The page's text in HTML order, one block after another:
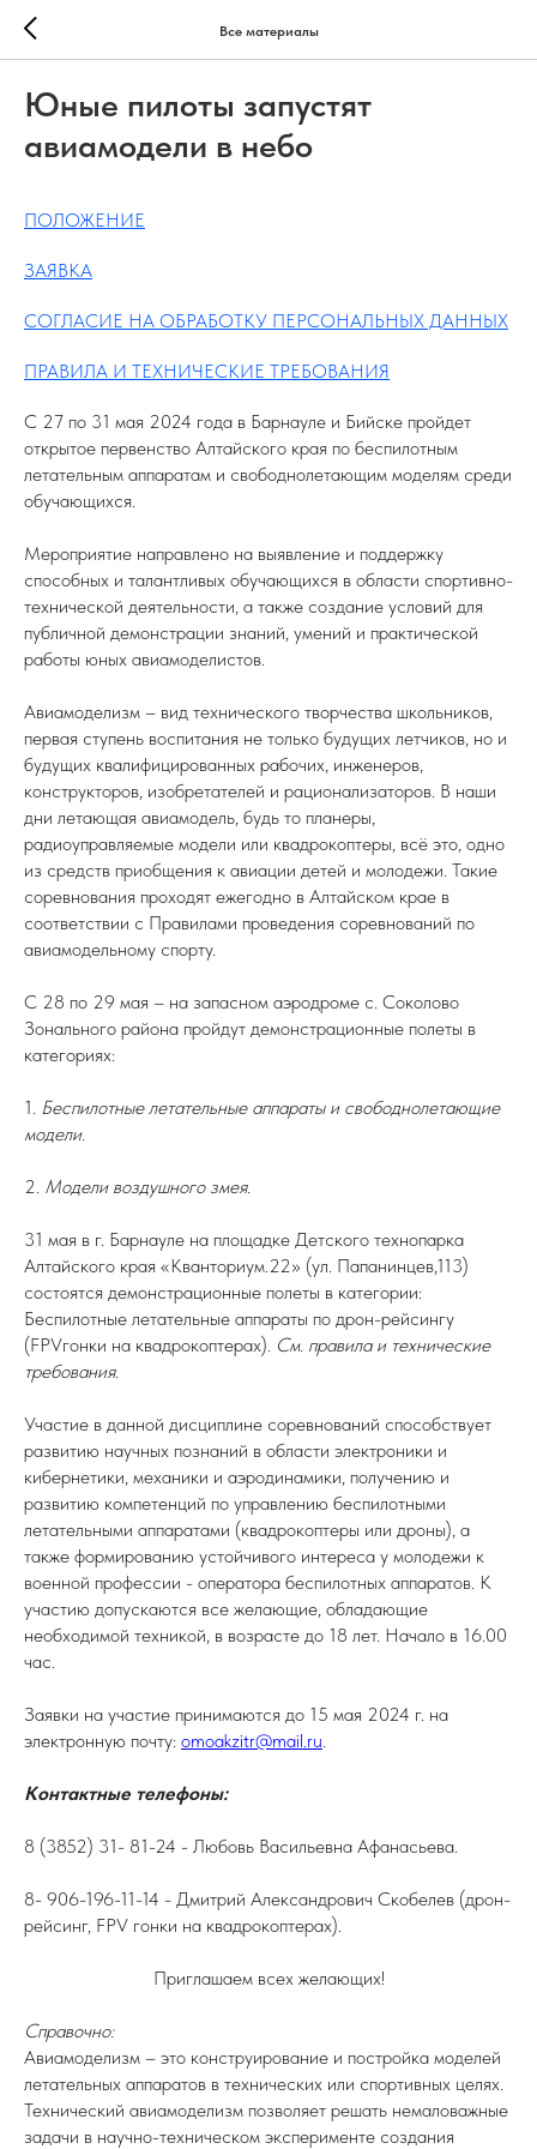
Все материалы
Юные пилоты запустят
авиамодели в небо
ПОЛОЖЕНИЕ
ЗАЯВКА
СОГЛАСИЕ НА ОБРАБОТКУ ПЕРСОНАЛЬНЫХ ДАННЫХ
ПРАВИЛА И ТЕХНИЧЕСКИЕ ТРЕБОВАНИЯ
С 27 по 31 мая 2024 года в Барнауле и Бийске пройдет
открытое первенство Алтайского края по беспилотным
летательным аппаратам и свободнолетающим моделям среди
обучающихся.
Мероприятие направлено на выявление и поддержку
способных и талантливых обучающихся в области спортивно-
технической деятельности, а также создание условий для
публичной демонстрации знаний, умений и практической
работы юных авиамоделистов.
Авиамоделизм – вид технического творчества школьников,
первая ступень воспитания не только будущих летчиков, но и
будущих квалифицированных рабочих, инженеров,
конструкторов, изобретателей и рационализаторов. В наши
дни летающая авиамодель, будь то планеры,
радиоуправляемые модели или квадрокоптеры, всё это, одно
из средств приобщения к авиации детей и молодежи. Такие
соревнования проходят ежегодно в Алтайском крае в
соответствии с Правилами проведения соревнований по
авиамодельному спорту.
С 28 по 29 мая – на запасном аэродроме с. Соколово
Зонального района пройдут демонстрационные полеты в
категориях:
1. Беспилотные летательные аппараты и свободнолетающие
модели.
2. Модели воздушного змея.
31 мая в г. Барнауле на площадке Детского технопарка
Алтайского края «Кванториум.22» (ул. Папанинцев,113)
состоятся демонстрационные полеты в категории:
Беспилотные летательные аппараты по дрон-рейсингу
(FPVгонки на квадрокоптерах). См. правила и технические
требования.
Участие в данной дисциплине соревнований способствует
развитию научных познаний в области электроники и
кибернетики, механики и аэродинамики, получению и
развитию компетенций по управлению беспилотными
летательными аппаратами (квадрокоптеры или дроны), а
также формированию устойчивого интереса у молодежи к
военной профессии - оператора беспилотных аппаратов. К
участию допускаются все желающие, обладающие
необходимой техникой, в возрасте до 18 лет. Начало в 16.00
час.
Заявки на участие принимаются до 15 мая 2024 г. на
электронную почту: omoakzitr@mail.ru.
Контактные телефоны:
8 (3852) 31- 81-24 - Любовь Васильевна Афанасьева.
8- 906-196-11-14 - Дмитрий Александрович Скобелев (дрон-
рейсинг, FPV гонки на квадрокоптерах).
Приглашаем всех желающих!
Справочно:
Авиамоделизм – это конструирование и постройка моделей
летательных аппаратов в технических или спортивных целях.
Технический авиамоделизм позволяет решать немаловажные
задачи в научно-техническом эксперименте создания